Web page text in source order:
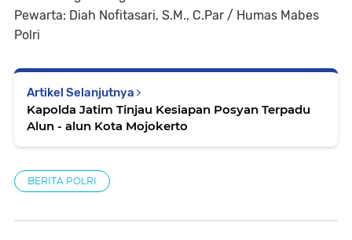
Pewarta: Diah Nofitasari, S.M., C.Par / Humas Mabes
Polri
Artikel Selanjutnya
Kapolda Jatim Tinjau Kesiapan Posyan Terpadu
Alun - alun Kota Mojokerto
BERITA POLRI